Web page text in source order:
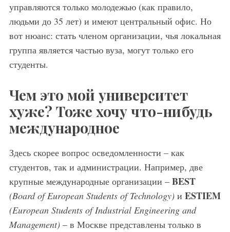
управляются только молодежью (как правило,
людьми до 35 лет) и имеют центральный офис. Но
вот нюанс: стать членом организации, чья локальная
группа является частью вуза, могут только его
студенты.
Чем это мой университет
хуже? Тоже хочу что-нибудь
международное
Здесь скорее вопрос осведомленности – как
студентов, так и администрации. Например, две
крупные международные организации – BEST
(Board of European Students of Technology)и ESTIEM
(European Students of Industrial Engineering and
Management)– в Москве представлены только в